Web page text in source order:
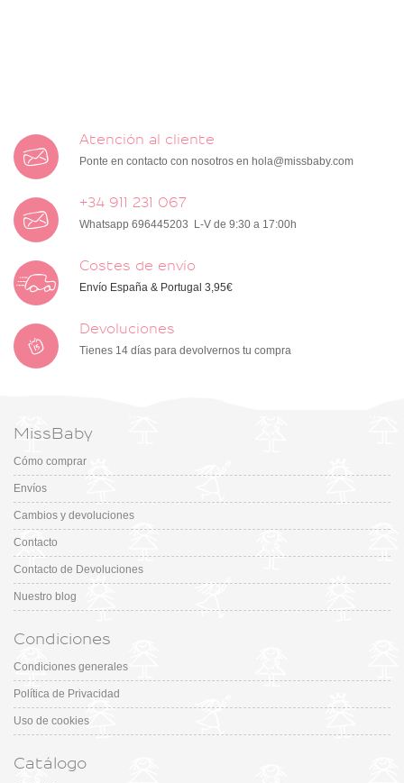
Atención al cliente
Ponte en contacto con nosotros en hola@missbaby.com
+34 911 231 067
Whatsapp 696445203 L-V de 9:30 a 17:00h
Costes de envío
Envío España & Portugal 3,95€
Devoluciones
Tienes 14 días para devolvernos tu compra
MissBaby
Cómo comprar
Envíos
Cambios y devoluciones
Contacto
Contacto de Devoluciones
Nuestro blog
Condiciones
Condiciones generales
Política de Privacidad
Uso de cookies
Catálogo